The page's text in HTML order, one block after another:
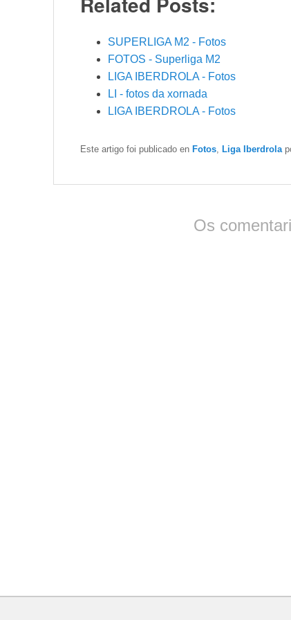
SUPERLIGA M2 - Fotos
FOTOS - Superliga M2
LIGA IBERDROLA - Fotos
LI - fotos da xornada
LIGA IBERDROLA - Fotos
Este artigo foi publicado en Fotos Liga Iberdrola
Os